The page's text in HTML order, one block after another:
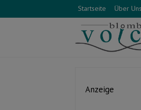
Startseite Über Uns
Anzeige